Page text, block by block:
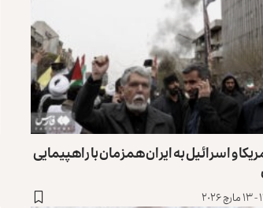
و اسرائیل به ایران همزمان با راهپیمایی